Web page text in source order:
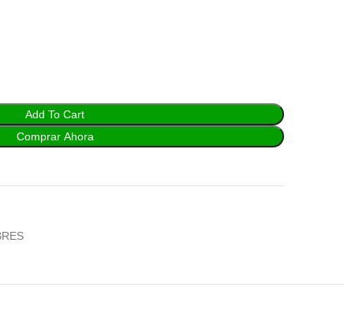
Add To Cart
Comprar Ahora